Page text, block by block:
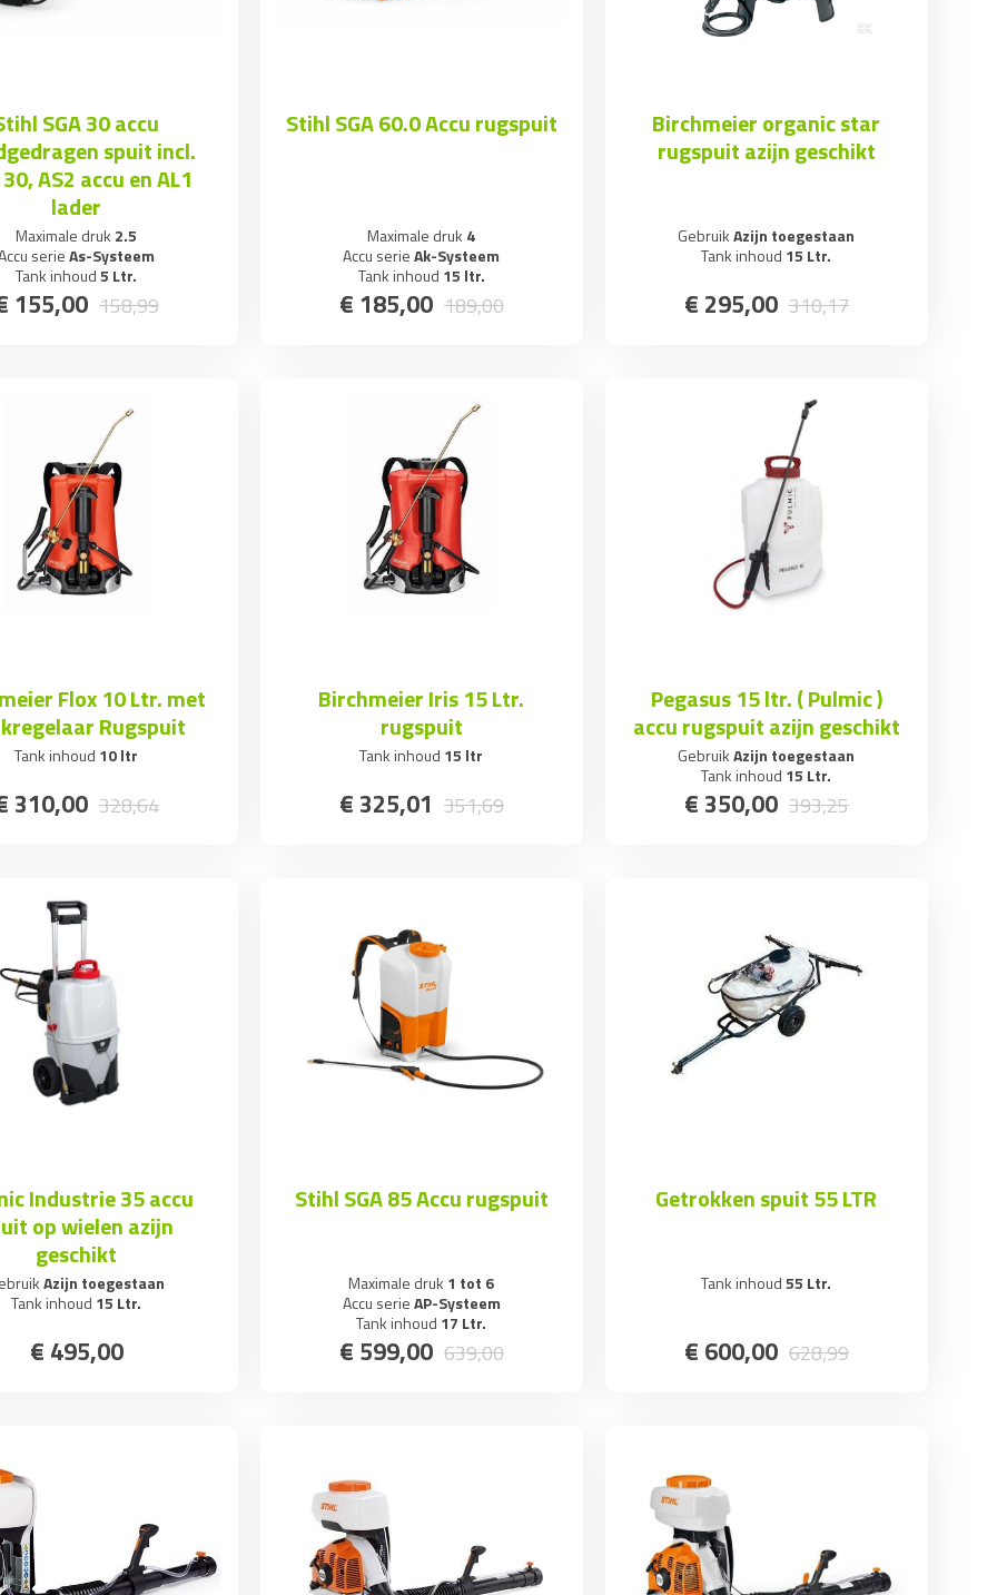
SGA 30 accu
spuit incl.
AS2 accu en AL1
lader
Maximale druk 2.5
serieAs-Systeem
Tank inhoud5 Ltr.
155,00 158,99
Stihl SGA 60.0 Accu rugspuit
Maximale druk 4
Accu serieAk-Systeem
Tank inhoud 15 ltr.
€ 185,00 189,00
Birchmeier organic star
rugspuit azijn geschikt
GebruikAzijn toegestaan
Tank inhoud 15 Ltr.
€ 295,00 310,17
Flox 10 Ltr. met
Rugspuit
Tank inhoud 10 ltr
310,00 328,64
Birchmeier Iris 15 Ltr.
rugspuit
Tank inhoud 15 ltr
€ 325,01 351,69
Pegasus 15 ltr. ( Pulmic )
accu rugspuit azijn geschikt
GebruikAzijn toegestaan
Tank inhoud 15 Ltr.
€ 350,00 393,25
Industrie 35 accu
op wielen azijn
geschikt
Azijn toegestaan
Tank inhoud 15 Ltr.
€ 495,00
Stihl SGA 85 Accu rugspuit
Maximale druk 1 tot 6
Accu serieAP-Systeem
Tank inhoud 17 Ltr.
€ 599,00 639,00
Getrokken spuit 55 LTR
Tank inhoud55 Ltr.
€ 600,00 628,99